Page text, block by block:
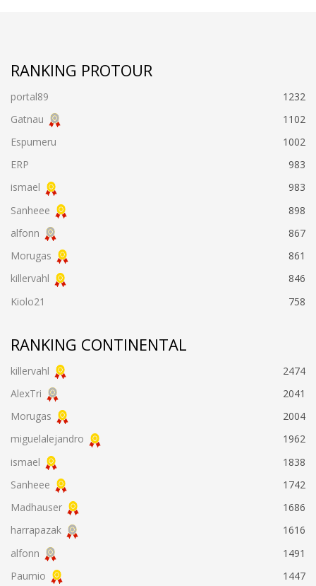
RANKING PROTOUR
portal89
1232
Gatnau
1102
Espumeru
1002
ERP
983
ismael
983
Sanheee
898
alfonn
867
Morugas
861
killervahl
846
Kiolo21
758
RANKING CONTINENTAL
killervahl
2474
AlexTri
2041
Morugas
2004
miguelalejandro
1962
ismael
1838
Sanheee
1742
Madhauser
1686
harrapazak
1616
alfonn
1491
Paumio
1447